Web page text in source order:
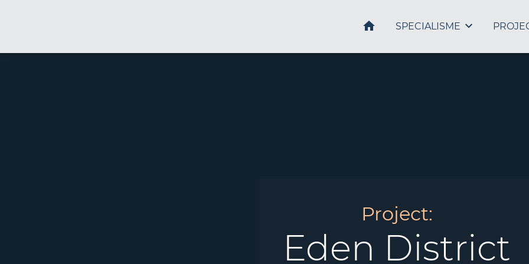
HOME SPECIALISME
Project:
Eden District